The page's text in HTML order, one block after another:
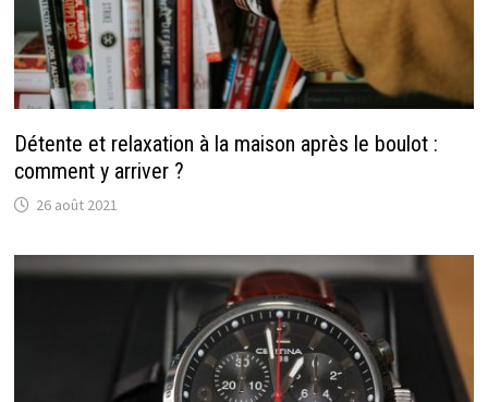
Détente et relaxation à la maison après le boulot :
comment y arriver ?
26 août 2021